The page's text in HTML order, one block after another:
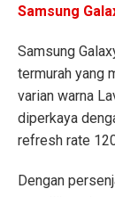
Samsung
Samsung
termurah yang
varian warna
diperkaya
refresh rate
Dengan